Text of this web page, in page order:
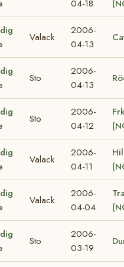
04-18
Valack
2006-
04-13
Sto
2006-
04-13
Sto
2006-
04-12
Valack
2006-
04-11
Valack
2006-
04-04
Sto
2006-
03-19